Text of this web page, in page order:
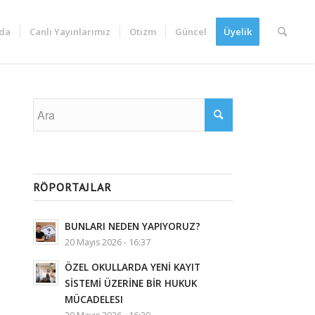
Canlı Yayınlarımız Otizm Güncel Üyelik
RÖPORTAJLAR
BUNLARI NEDEN YAPIYORUZ?
20 Mayıs 2026 - 16:37
ÖZEL OKULLARDA YENİ KAYIT
SİSTEMİ ÜZERİNE BİR HUKUK
MÜCADELESI